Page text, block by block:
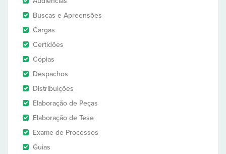
Buscas e Apreensões
Cargas
Certidões
Cópias
Despachos
Distribuições
Elaboração de Peças
Elaboração de Tese
Exame de Processos
Guias